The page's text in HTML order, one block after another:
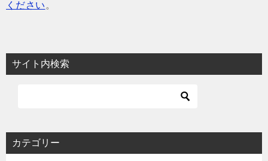
ください 。
サイト内検索
カテゴリー